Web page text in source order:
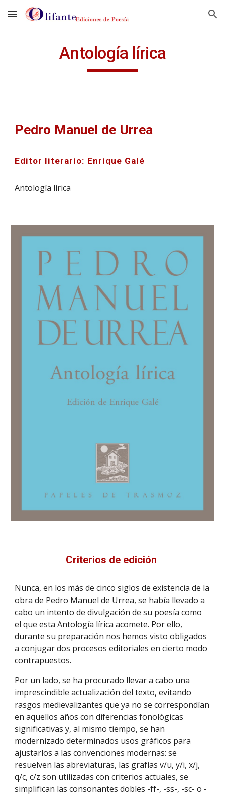
Skip to main content Skip to navigation
Antología lírica
Pedro Manuel de Urrea
Editor literario: Enrique Galé
Antología lírica
Criterios de edición
Nunca, en los más de cinco siglos de existencia de la
obra de Pedro Manuel de Urrea, se había llevado a
cabo un intento de divulgación de su poesía como
el que esta Antología lírica acomete. Por ello,
durante su preparación nos hemos visto obligados
a conjugar dos procesos editoriales en cierto modo
contrapuestos.
Por un lado, se ha procurado llevar a cabo una
imprescindible actualización del texto, evitando
rasgos medievalizantes que ya no se correspondían
en aquellos años con diferencias fonológicas
significativas y, al mismo tiempo, se han
modernizado determinados usos gráficos para
ajustarlos a las convenciones modernas: se
resuelven las abreviaturas, las grafías v/u, y/i, x/j,
q/c, c/z son utilizadas con criterios actuales, se
simplifican las consonantes dobles -ff-, -ss-, -sc- o -